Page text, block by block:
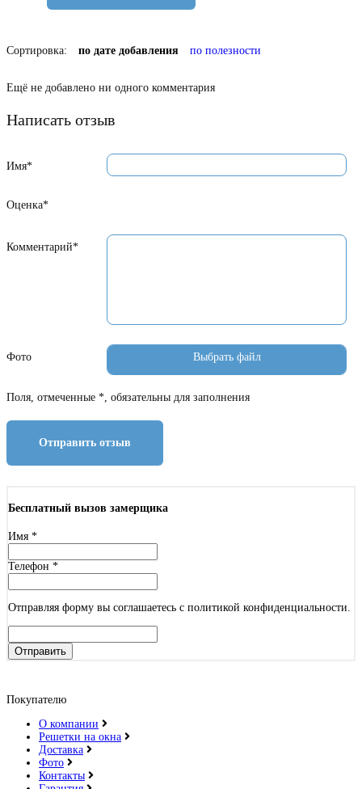
Сортировка: по дате добавления по полезности
Ещё не добавлено ни одного комментария
Написать отзыв
Имя*
Оценка*
Комментарий*
Фото
Поля, отмеченные *, обязательны для заполнения
Отправить отзыв
Бесплатный вызов замерщика
Имя *
Телефон *
Отправляя форму вы соглашаетесь с политикой конфиденциальности.
Отправить
Покупателю
О компании
Решетки на окна
Доставка
Фото
Контакты